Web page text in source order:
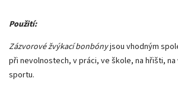
Použití:
Zázvorové žvýkací bonbónyjsou vhodným
při nevolnostech, v práci, ve škole, na hřišti,
sportu.